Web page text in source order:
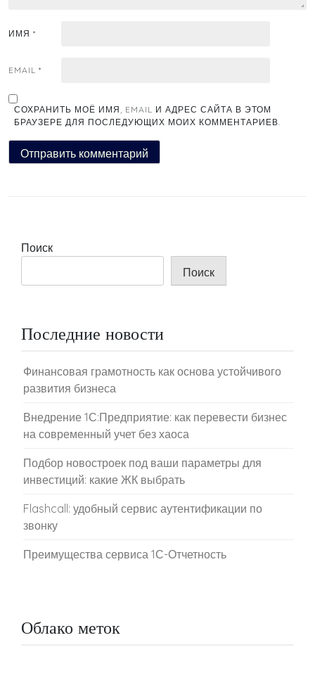
ИМЯ *
EMAIL *
СОХРАНИТЬ МОЁ ИМЯ, EMAIL И АДРЕС САЙТА В ЭТОМ
БРАУЗЕРЕ ДЛЯ ПОСЛЕДУЮЩИХ МОИХ КОММЕНТАРИЕВ.
Поиск
Поиск
Последние новости
Финансовая грамотность как основа устойчивого
развития бизнеса
Внедрение 1С:Предприятие: как перевести бизнес
на современный учет без хаоса
Подбор новостроек под ваши параметры для
инвестиций: какие ЖК выбрать
Flashcall: удобный сервис аутентификации по
звонку
Преимущества сервиса 1С-Отчетность
Облако меток